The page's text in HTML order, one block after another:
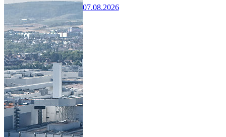
07.08.2026